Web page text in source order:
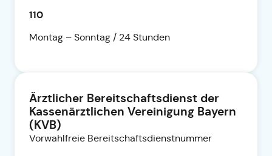
110
Montag – Sonntag / 24 Stunden
Ärztlicher Bereitschaftsdienst der
Kassenärztlichen Vereinigung Bayern
(KVB)
Vorwahlfreie Bereitschaftsdienstnummer